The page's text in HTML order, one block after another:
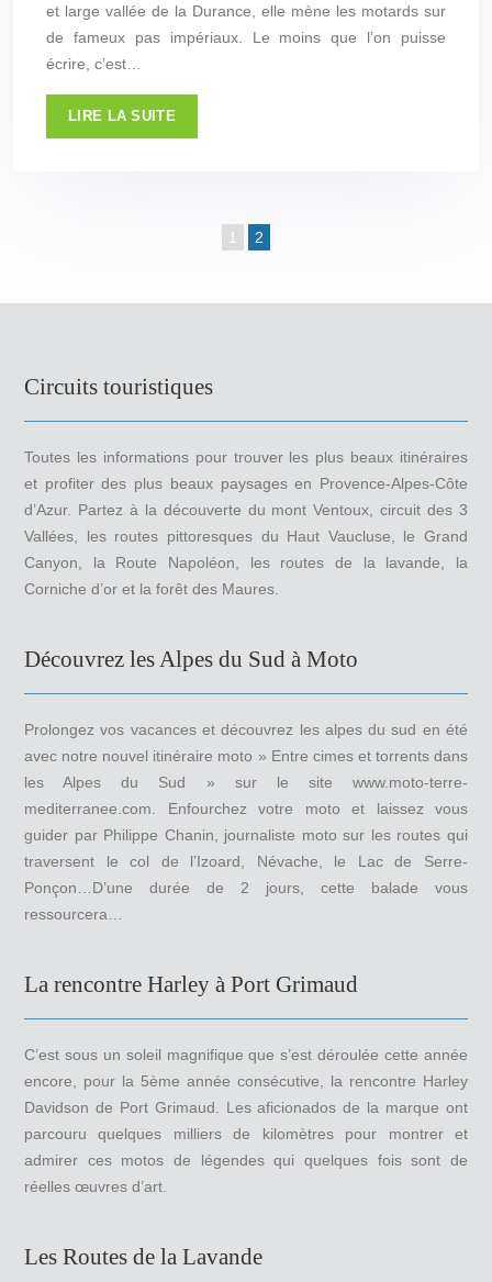
et large vallée de la Durance, elle mène les motards sur
de fameux pas impériaux. Le moins que l’on puisse
écrire, c’est…
LIRE LA SUITE
1 2
Circuits touristiques
Toutes les informations pour trouver les plus beaux itinéraires
et profiter des plus beaux paysages en Provence-Alpes-Côte
d’Azur. Partez à la découverte du mont Ventoux, circuit des 3
Vallées, les routes pittoresques du Haut Vaucluse, le Grand
Canyon, la Route Napoléon, les routes de la lavande, la
Corniche d’or et la forêt des Maures.
Découvrez les Alpes du Sud à Moto
Prolongez vos vacances et découvrez les alpes du sud en été
avec notre nouvel itinéraire moto » Entre cimes et torrents dans
les Alpes du Sud » sur le site www.moto-terre-
mediterranee.com. Enfourchez votre moto et laissez vous
guider par Philippe Chanin, journaliste moto sur les routes qui
traversent le col de l’Izoard, Névache, le Lac de Serre-
Ponçon…D’une durée de 2 jours, cette balade vous
ressourcera…
La rencontre Harley à Port Grimaud
C’est sous un soleil magnifique que s’est déroulée cette année
encore, pour la 5ème année consécutive, la rencontre Harley
Davidson de Port Grimaud. Les aficionados de la marque ont
parcouru quelques milliers de kilomètres pour montrer et
admirer ces motos de légendes qui quelques fois sont de
réelles œuvres d’art.
Les Routes de la Lavande